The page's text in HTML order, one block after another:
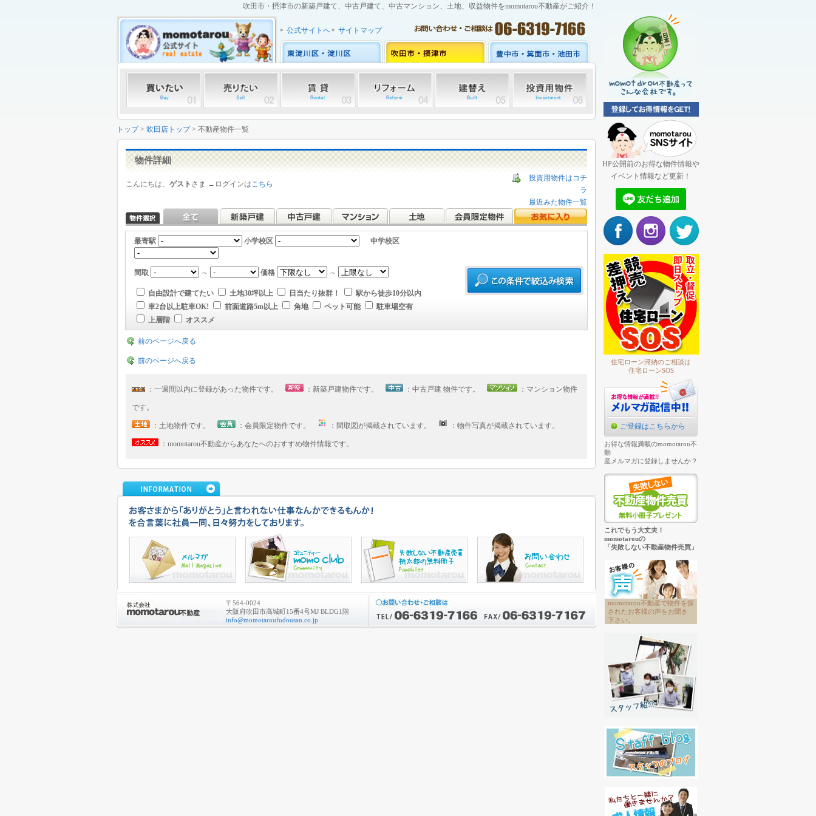
吹田市・摂津市の新築戸建て、中古戸建て、中古マンション、土地、収益物件をmomotarou不動産がご紹介！
公式サイトへ サイトマップ
トップ> 吹田店トップ> 不動産物件一覧
物件詳細
こんにちは、 ゲスト さま →ログインはこちら
投資用物件はコチ
ラ
最近みた物件一覧
最寄駅 小学校区 中学校区
間取 ～ 価格 ～
自由設計で建てたい 土地30坪以上 日当たり抜群！
駅から徒歩10分以内
車2台以上駐車OK!
前面道路5m以上 角地 ペット可能
駐車場空有
上層階
オススメ
前のページへ戻る
前のページへ戻る
：一週間以内に登録があった物件です。 ：新築戸建物件です。 ：中古戸建 物件です。 ：マンション物件
です。
：土地物件です。 ：会員限定物件です。 ：間取図が掲載されています。 ：物件写真が掲載されています。
：momotarou不動産からあなたへのおすすめ物件情報です。
〒564-0024
大阪府吹田市高城町15番4号MJ BLDG1階
info@momotaroufudousan.co.jp
HP公開前のお得な物件情報や
イベント情報など更新！
住宅ローン滞納のご相談は
住宅ローンSOS
ご登録はこちらから
お得な情報満載のmomotarou不
動
産メルマガに登録しませんか？
これでもう大丈夫！
momotarouの
「失敗しない不動産物件売買」
momotarou不動産で物件を探
されたお客様の声をお聞き
下さい。